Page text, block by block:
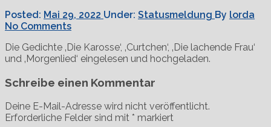
Posted: Mai 29, 2022 Under: Statusmeldung By lorda
No Comments
Die Gedichte ‚Die Karosse‘, ‚Curtchen‘, ‚Die lachende Frau‘
und ‚Morgenlied‘ eingelesen und hochgeladen.
Schreibe einen Kommentar
Deine E-Mail-Adresse wird nicht veröffentlicht.
Erforderliche Felder sind mit * markiert